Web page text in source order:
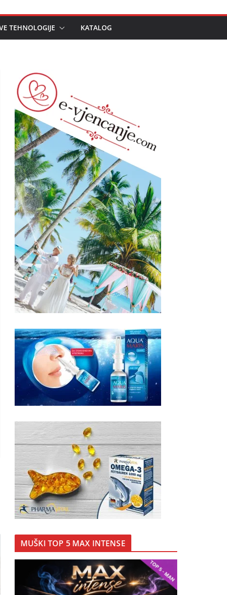
TEHNOLOGIJE KATALOG
MUŠKI TOP 5 MAX INTENSE